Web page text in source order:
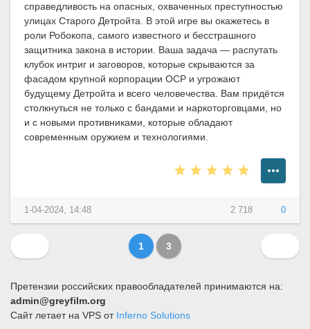
справедливость на опасных, охваченных преступностью
улицах Старого Детройта. В этой игре вы окажетесь в
роли Робокопа, самого известного и бесстрашного
защитника закона в истории. Ваша задача — распутать
клубок интриг и заговоров, которые скрываются за
фасадом крупной корпорации OCP и угрожают
будущему Детройта и всего человечества. Вам придётся
столкнуться не только с бандами и наркоторговцами, но
и с новыми противниками, которые обладают
современным оружием и технологиями.
2 718 0
1-04-2024, 14:48
1 3
Претензии российских правообладателей принимаются на:
admin@greyfilm.org
Сайт летает на VPS от Inferno Solutions